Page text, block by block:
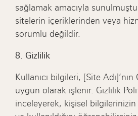
sağlamak amacıyla
sitelerin içeriklerinden veya
sorumlu değildir.
8. Gizlilik
Kullanıcı bilgileri, [Site Adı]’nın
uygun olarak işlenir. Gizlilik
inceleyerek, kişisel bilgilerinizin